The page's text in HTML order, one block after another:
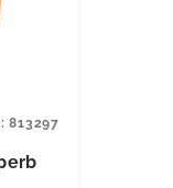
813297